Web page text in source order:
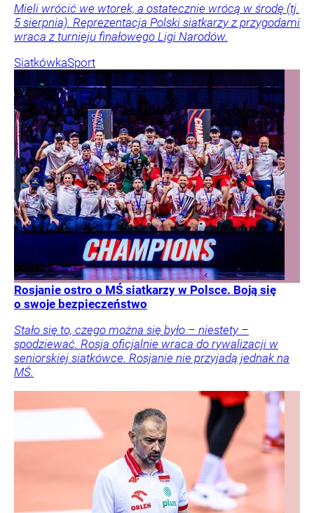
Mieli wrócić we wtorek, a ostatecznie wrócą w środę (tj.
5 sierpnia). Reprezentacja Polski siatkarzy z przygodami
wraca z turnieju finałowego Ligi Narodów.
SiatkówkaSport
Rosjanie ostro o MŚ siatkarzy w Polsce. Boją się
o swoje bezpieczeństwo
Stało się to, czego można się było – niestety –
spodziewać. Rosja oficjalnie wraca do rywalizacji w
seniorskiej siatkówce. Rosjanie nie przyjadą jednak na
MŚ.